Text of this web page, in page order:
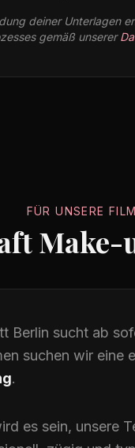
deiner Unterlagen
gemäß unserer
FÜR UNSERE
Make-
Berlin sucht ab
suchen wir eine
.
es sein, unsere